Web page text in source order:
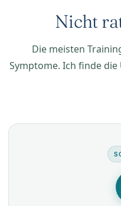
Nicht
Die meisten
Symptome. Ich finde